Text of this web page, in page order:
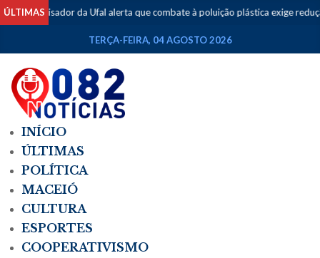
ÚLTIMAS
Pesquisador da Ufal alerta que combate à poluição plástica exige
TERÇA-FEIRA, 04 AGOSTO 2026
INÍCIO
ÚLTIMAS
POLÍTICA
MACEIÓ
CULTURA
ESPORTES
COOPERATIVISMO